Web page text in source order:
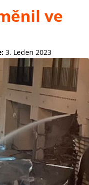
ve
3. Leden 2023